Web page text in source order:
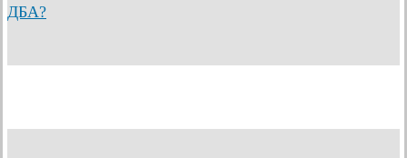
ДБА?